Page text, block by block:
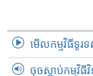
មើល​កម្មវិធី​ទូរ
ចុចស្តាប់កម្មវិធីវិ